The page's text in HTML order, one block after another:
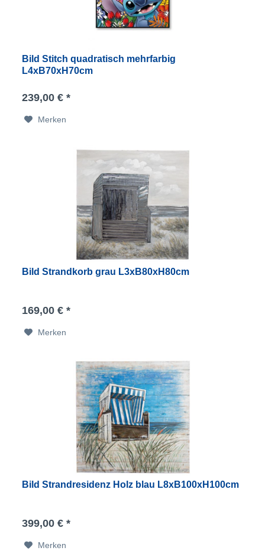
Bild Stitch quadratisch mehrfarbig
L4xB70xH70cm
239,00 € *
Merken
Bild Strandkorb grau L3xB80xH80cm
169,00 € *
Merken
Bild Strandresidenz Holz blau L8xB100xH100cm
399,00 € *
Merken